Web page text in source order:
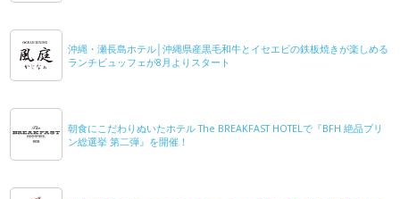
沖縄・瀬長島ホテル│沖縄県産黒毛和牛とイセエビの鉄板焼きが楽しめる
ランチビュッフェが8月よりスタート
朝食にこだわりぬいたホテル The BREAKFAST HOTELで『BFH 絶品プリ
ン総選挙 第二弾』を開催！